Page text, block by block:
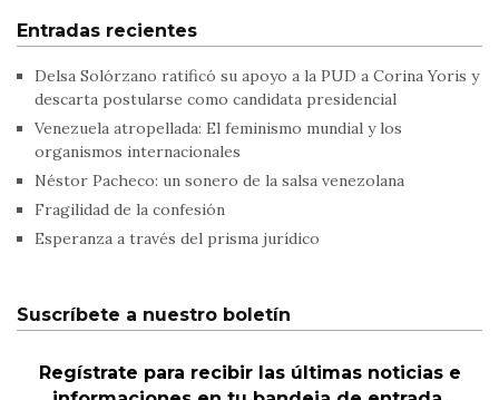
Entradas recientes
Delsa Solórzano ratificó su apoyo a la PUD a Corina Yoris y
descarta postularse como candidata presidencial
Venezuela atropellada: El feminismo mundial y los
organismos internacionales
Néstor Pacheco: un sonero de la salsa venezolana
Fragilidad de la confesión
Esperanza a través del prisma jurídico
Suscríbete a nuestro boletín
Regístrate para recibir las últimas noticias e